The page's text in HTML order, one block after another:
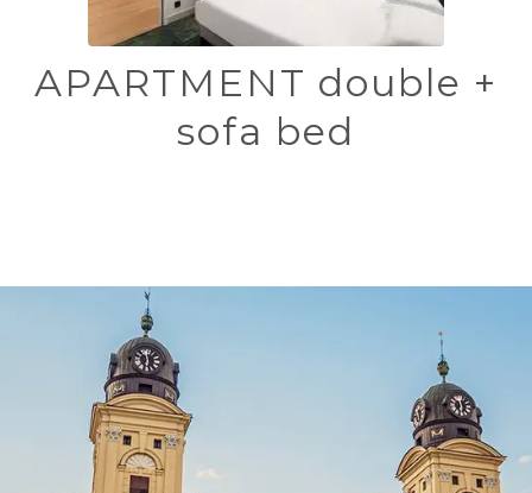
APARTMENT double +
sofa bed